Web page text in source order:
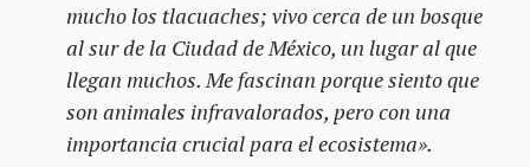
mucho los tlacuaches; vivo cerca de un bosque
al sur de la Ciudad de México, un lugar al que
llegan muchos. Me fascinan porque siento que
son animales infravalorados, pero con una
importancia crucial para el ecosistema».